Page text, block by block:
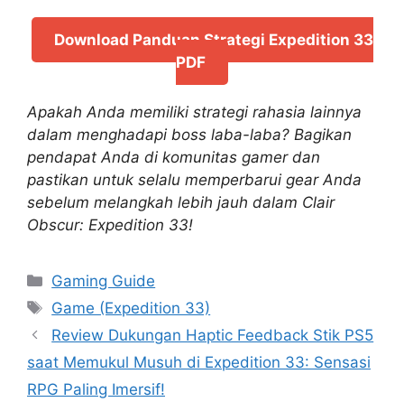
Download Panduan Strategi Expedition 33
PDF
Apakah Anda memiliki strategi rahasia lainnya
dalam menghadapi boss laba-laba? Bagikan
pendapat Anda di komunitas gamer dan
pastikan untuk selalu memperbarui gear Anda
sebelum melangkah lebih jauh dalam Clair
Obscur: Expedition 33!
Categories
Gaming Guide
Tags
Game (Expedition 33)
Review Dukungan Haptic Feedback Stik PS5
saat Memukul Musuh di Expedition 33: Sensasi
RPG Paling Imersif!